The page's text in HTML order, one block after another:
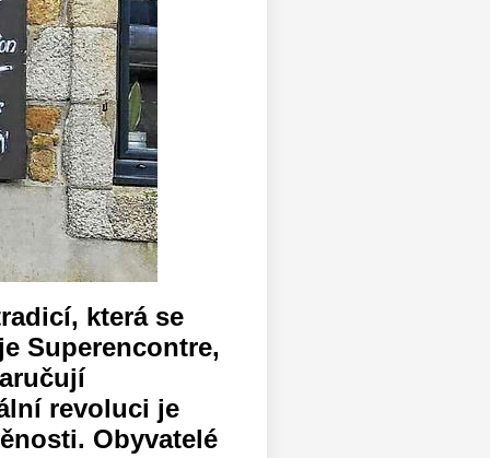
která se
Superencontre,
revoluci je
Obyvatelé